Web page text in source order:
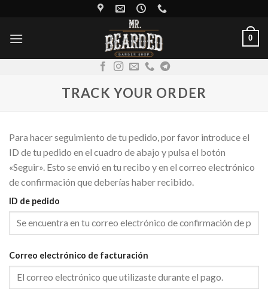
content
0
TRACK YOUR ORDER
Para hacer seguimiento de tu pedido, por favor introduce el
ID de tu pedido en el cuadro de abajo y pulsa el botón
«Seguir». Esto se envió en tu recibo y en el correo electrónico
de confirmación que deberías haber recibido.
ID de pedido
Correo electrónico de facturación